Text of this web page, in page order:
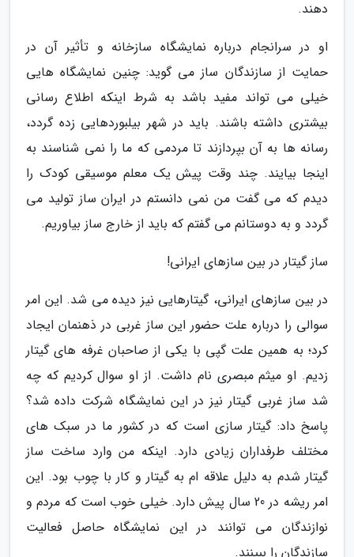
دهند.
او در سرانجام درباره نمایشگاه سازخانه و تأثیر آن در
حمایت از سازندگان ساز می گوید: چنین نمایشگاه هایی
خیلی می تواند مفید باشد به شرط اینکه اطلاع رسانی
بیشتری داشته باشند. باید در شهر بیلبوردهایی زده گردد،
رسانه ها به آن بپردازند تا مردمی که ما را نمی شناسند به
اینجا بیایند. چند وقت پیش یک معلم موسیقی کودک را
دیدم که می گفت من نمی دانستم در ایران ساز تولید می
گردد و به دوستانم می گفتم که باید از خارج ساز بیاوریم.
ساز گیتار در بین سازهای ایرانی!
در بین سازهای ایرانی، گیتارهایی نیز دیده می شد. این امر
سوالی را درباره علت حضور این ساز غربی در ذهنمان ایجاد
کرد؛ به همین علت گپی با یکی از صاحبان غرفه های گیتار
زدیم. او میثم مبصری نام داشت. از او سوال کردیم که چه
شد ساز غربی گیتار نیز در این نمایشگاه شرکت داده شد؟
پاسخ داد: گیتار سازی است که در کشور ما در سبک های
مختلف طرفداران زیادی دارد. اینکه من وارد ساخت ساز
گیتار شدم به دلیل علاقه ام به گیتار و کار با چوب بود. این
امر ریشه در 20 سال پیش دارد. خیلی خوب است که مردم و
نوازندگان می توانند در این نمایشگاه حاصل فعالیت
سازندگان را ببینند.